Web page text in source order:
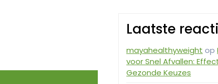
Laatste
mayahealthyweight op
voor Snel Afvallen:
Gezonde Keuzes